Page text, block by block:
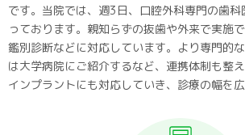
です。当院では、週3日、口腔外科専門の歯
っております。親知らずの抜歯や外来で実施
鑑別診断などに対応しています。より専門的
は大学病院にご紹介するなど、連携体制も整
インプラントにも対応していき、診療の幅を広